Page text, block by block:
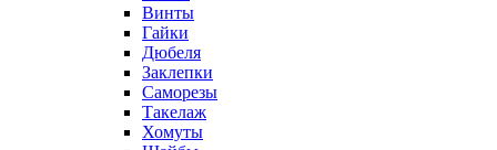
Винты
Гайки
Дюбеля
Заклепки
Саморезы
Такелаж
Хомуты